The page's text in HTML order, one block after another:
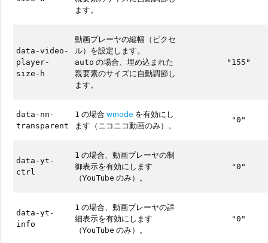
ます。
data-video-
player-
size-h
動画プレーヤの縦幅（ピクセ
ル）を設定します。
auto の場合、埋め込まれた
親要素のサイズに自動調節し
ます。
"155"
data-nn-
transparent
1 の場合wmode を有効にし
ます（ニコニコ動画のみ）。
"0"
data-yt-
ctrl
1 の場合、動画プレーヤの制
御表示を有効にします
（YouTube のみ）。
"0"
data-yt-
info
1 の場合、動画プレーヤの詳
細表示を有効にします
（YouTube のみ）。
"0"